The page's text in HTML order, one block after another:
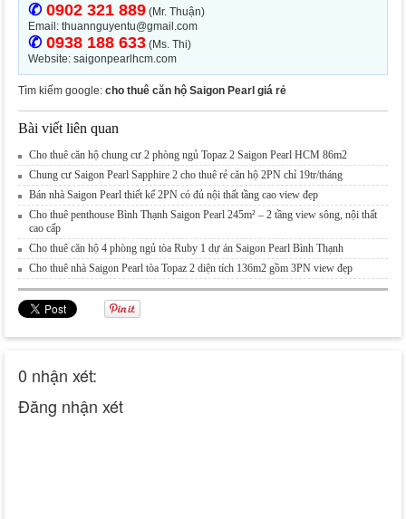
✆ 0902 321 889 (Mr. Thuận)
Email: thuannguyentu@gmail.com
✆ 0938 188 633 (Ms. Thi)
Website: saigonpearlhcm.com
Tìm kiếm google: cho thuê căn hộ Saigon Pearl giá rẻ
Bài viết liên quan
Cho thuê căn hộ chung cư 2 phòng ngủ Topaz 2 Saigon Pearl HCM 86m2
Chung cư Saigon Pearl Sapphire 2 cho thuê rẻ căn hộ 2PN chỉ 19tr/tháng
Bán nhà Saigon Pearl thiết kế 2PN có đủ nội thất tầng cao view đẹp
Cho thuê penthouse Bình Thạnh Saigon Pearl 245m² – 2 tầng view sông, nội thất
cao cấp
Cho thuê căn hộ 4 phòng ngủ tòa Ruby 1 dự án Saigon Pearl Bình Thạnh
Cho thuê nhà Saigon Pearl tòa Topaz 2 diện tích 136m2 gồm 3PN view đẹp
0 nhận xét:
Đăng nhận xét